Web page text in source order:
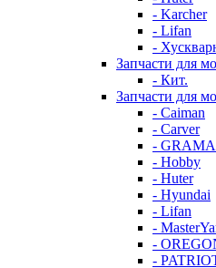
- Karcher
- Lifan
-
Запчасти для
- Кит.
Запчасти для
- Caiman
- Carver
-
- Hobby
- Huter
- Hyundai
- Lifan
-
-
-